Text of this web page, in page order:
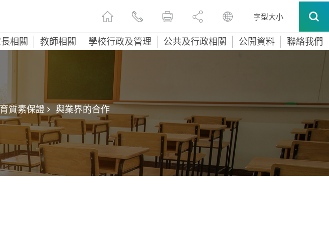
字型大小
相關 教師相關 學校行政及管理 公共及行政相關 公開資料 聯絡我們
質素保證 > 與業界的合作